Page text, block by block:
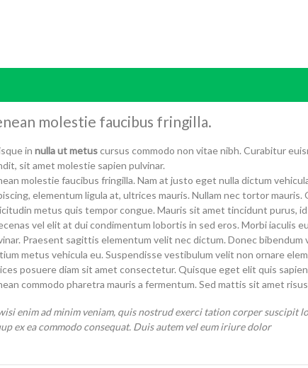
molestie faucibus fringilla.
in nulla ut metuscursus commodo non vitae nibh. Curabitur
sit amet molestie sapien pulvinar.
molestie faucibus fringilla. Nam at justo eget nulla dictum
elementum ligula at, ultrices mauris. Nullam nec tortor mauris.
metus quis tempor congue. Mauris sit amet tincidunt purus,
vel elit at dui condimentum lobortis in sed eros. Morbi iaculis
Praesent sagittis elementum velit nec dictum. Donec bibendum
metus vehicula eu. Suspendisse vestibulum velit non ornare
posuere diam sit amet consectetur. Quisque eget elit quis
commodo pharetra mauris a fermentum. Sed mattis sit amet
enim ad minim veniam, quis nostrud exerci tation corper suscipit
ex ea commodo consequat. Duis autem vel eum iriure dolor